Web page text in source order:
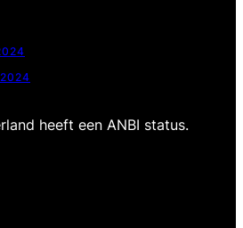
heeft een ANBI status.